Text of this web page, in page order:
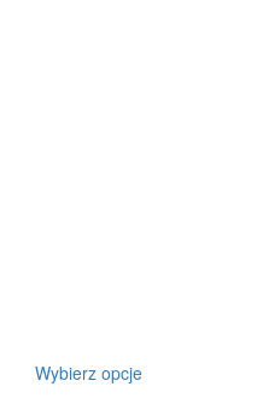
Wybierz opcjeTen